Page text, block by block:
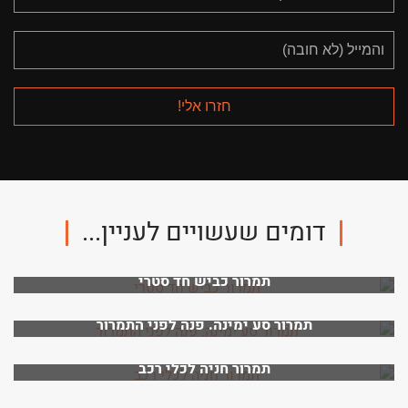
דומים שעשויים לעניין...
תמרור כביש חד סטרי
תמרור סע ימינה. פנה לפני התמרור
תמרור חניה לכלי רכב